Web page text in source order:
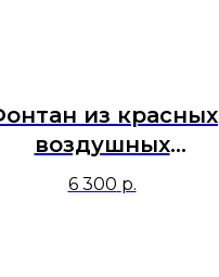
из красных
воздушных
фольгированных
6 300 р.